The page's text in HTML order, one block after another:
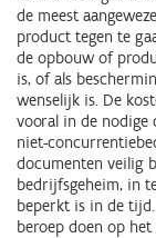
de meest
product tegen te
de opbouw of
is, of als
wenselijk is. De
vooral in de nodige
niet-
documenten veilig
bedrijfsgeheim, in
beperkt is in de
beroep doen op